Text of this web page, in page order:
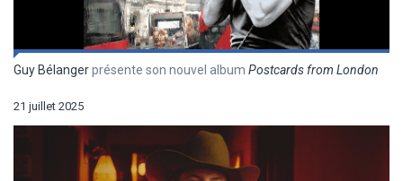
Guy Bélangerprésente son nouvel album Postcards from London
21 juillet 2025